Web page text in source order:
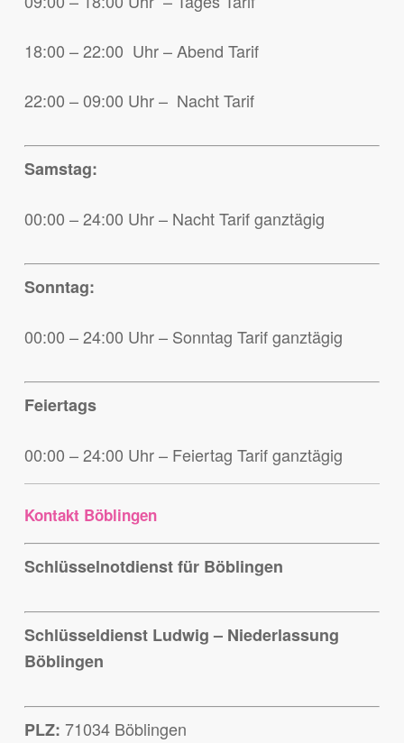
18:00 – 22:00 Uhr – Abend Tarif
22:00 – 09:00 Uhr – Nacht Tarif
Samstag:
00:00 – 24:00 Uhr – Nacht Tarif ganztägig
Sonntag:
00:00 – 24:00 Uhr – Sonntag Tarif ganztägig
Feiertags
00:00 – 24:00 Uhr – Feiertag Tarif ganztägig
Kontakt Böblingen
Schlüsselnotdienst für Böblingen
Schlüsseldienst Ludwig – Niederlassung
Böblingen
PLZ: 71034 Böblingen